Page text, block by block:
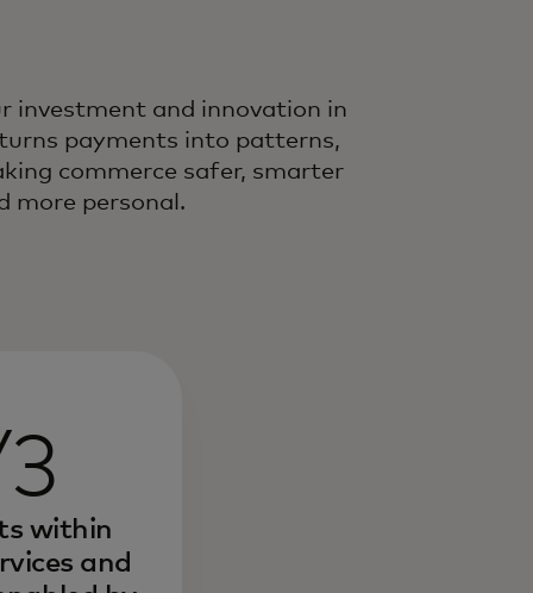
investment and innovation in
payments into patterns,
commerce safer, smarter
more personal.
within
and